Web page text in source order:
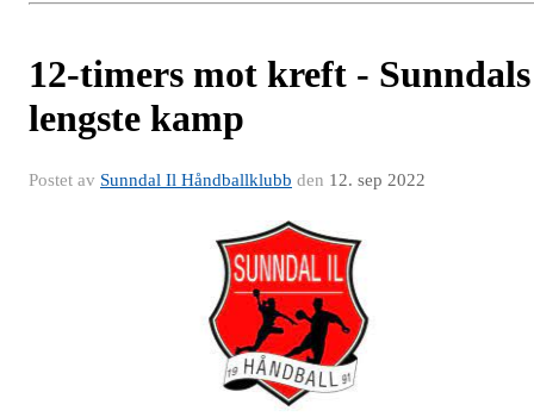
12-timers mot kreft - Sunndals
lengste kamp
Postet av Sunndal Il Håndballklubb den 12. sep 2022